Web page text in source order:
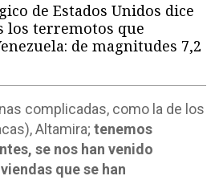
de Estados Unidos dice
los terremotos que
de magnitudes 7,2
complicadas, como la de los
Altamira; tenemos
se nos han venido
que se han